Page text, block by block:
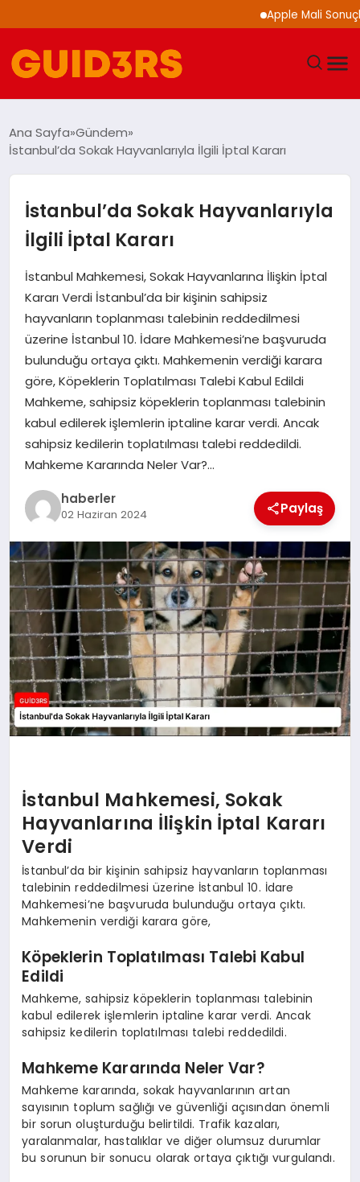
Apple Mali
TEKNOLOJI
SPOR
SAĞLIK
EKONOMI
MAGAZIN
EĞITIM
Ana Sayfa Gündem
İstanbul’da Sokak Hayvanlarıyla İlgili İptal Kararı
İstanbul’da Sokak Hayvanlarıyla
İlgili İptal Kararı
İstanbul Mahkemesi, Sokak Hayvanlarına İlişkin İptal
Kararı Verdi İstanbul’da bir kişinin sahipsiz
hayvanların toplanması talebinin reddedilmesi
üzerine İstanbul 10. İdare Mahkemesi’ne başvuruda
bulunduğu ortaya çıktı. Mahkemenin verdiği karara
göre, Köpeklerin Toplatılması Talebi Kabul Edildi
Mahkeme, sahipsiz köpeklerin toplanması talebinin
kabul edilerek işlemlerin iptaline karar verdi. Ancak
sahipsiz kedilerin toplatılması talebi reddedildi.
Mahkeme Kararında Neler Var?…
haberler
02 Haziran 2024 Paylaş
İstanbul Mahkemesi, Sokak
Hayvanlarına İlişkin İptal Kararı
Verdi
İstanbul’da bir kişinin sahipsiz hayvanların toplanması
talebinin reddedilmesi üzerine İstanbul 10. İdare
Mahkemesi’ne başvuruda bulunduğu ortaya çıktı.
Mahkemenin verdiği karara göre,
Köpeklerin Toplatılması Talebi Kabul
Edildi
Mahkeme, sahipsiz köpeklerin toplanması talebinin
kabul edilerek işlemlerin iptaline karar verdi. Ancak
sahipsiz kedilerin toplatılması talebi reddedildi.
Mahkeme Kararında Neler Var?
Mahkeme kararında, sokak hayvanlarının artan
sayısının toplum sağlığı ve güvenliği açısından önemli
bir sorun oluşturduğu belirtildi. Trafik kazaları,
yaralanmalar, hastalıklar ve diğer olumsuz durumlar
bu sorunun bir sonucu olarak ortaya çıktığı vurgulandı.